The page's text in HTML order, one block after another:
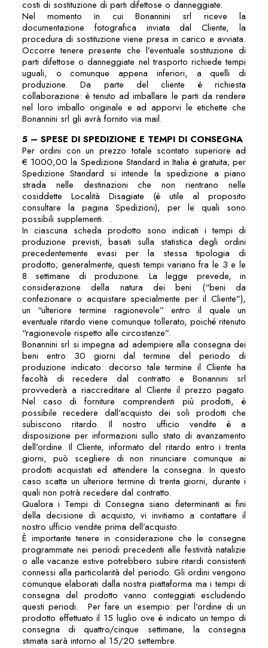
costi di sostituzione di parti difettose o danneggiate.
Nel momento in cui Bonannini srl riceve la
documentazione fotografica inviata dal Cliente, la
procedura di sostituzione viene presa in carico e avviata.
Occorre tenere presente che l’eventuale sostituzione di
parti difettose o danneggiate nel trasporto richiede tempi
uguali, o comunque appena inferiori, a quelli di
produzione. Da parte del cliente è richiesta
collaborazione: è tenuto ad imballare le parti da rendere
nel loro imballo originale e ad apporvi le etichette che
Bonannini srl gli avrà fornito via mail.
5 – SPESE DI SPEDIZIONE E TEMPI DI CONSEGNA
Per ordini con un prezzo totale scontato superiore ad
€ 1000,00 la Spedizione Standard in Italia è gratuita; per
Spedizione Standard si intende la spedizione a piano
strada nelle destinazioni che non rientrano nelle
cosiddette Località Disagiate (è utile al proposito
consultare la pagina Spedizioni), per le quali sono
possibili supplementi. .
In ciascuna scheda prodotto sono indicati i tempi di
produzione previsti, basati sulla statistica degli ordini
precedentemente evasi per la stessa tipologia di
prodotto; generalmente, questi tempi variano fra le 3 e le
8 settimane di produzione. La legge prevede, in
considerazione della natura dei beni (“beni da
confezionare o acquistare specialmente per il Cliente”),
un “ulteriore termine ragionevole” entro il quale un
eventuale ritardo viene comunque tollerato, poiché ritenuto
“ragionevole rispetto alle circostanze”.
Bonannini srl si impegna ad adempiere alla consegna dei
beni entro 30 giorni dal termine del periodo di
produzione indicato: decorso tale termine il Cliente ha
facoltà di recedere dal contratto e Bonannini srl
provvederà a riaccreditare al Cliente il prezzo pagato.
Nel caso di forniture comprendenti più prodotti, è
possibile recedere dall’acquisto dei soli prodotti che
subiscono ritardo. Il nostro ufficio vendite è a
disposizione per informazioni sullo stato di avanzamento
dell’ordine. Il Cliente, informato del ritardo entro i trenta
giorni, può scegliere di non rinunciare comunque ai
prodotti acquistati ed attendere la consegna. In questo
caso scatta un ulteriore termine di trenta giorni, durante i
quali non potrà recedere dal contratto.
Qualora i Tempi di Consegna siano determinanti ai fini
della decisione di acquisto, vi invitiamo a contattare il
nostro ufficio vendite prima dell’acquisto.
È importante tenere in considerazione che le consegne
programmate nei periodi precedenti alle festività natalizie
o alle vacanze estive potrebbero subire ritardi consistenti
connessi alla particolarità del periodo. Gli ordini vengono
comunque elaborati dalla nostra piattaforma ma i tempi di
consegna del prodotto vanno conteggiati escludendo
questi periodi. Per fare un esempio: per l’ordine di un
prodotto effettuato il 15 luglio ove è indicato un tempo di
consegna di quattro/cinque settimane, la consegna
stimata sarà intorno al 15/20 settembre.